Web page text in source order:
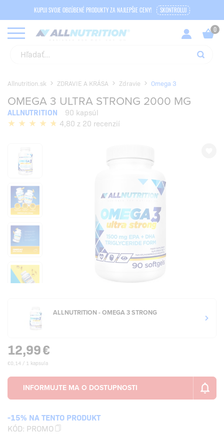
KUPUJ SVOJE OBĽÚBENÉ PRODUKTY ZA NAJLEPŠIE CENY! SKONTROLUJ
Allnutrition.sk ZDRAVIE A KRÁSA Zdravie Omega 3
OMEGA 3 ULTRA STRONG 2000 MG
ALLNUTRITION
90 kapsúl
4,80 z 20 recenzií
ALLNUTRITION - OMEGA 3 STRONG
12,99€
€0,14 / 1 kapsula
-15% NA TENTO PRODUKT
KÓD: PROMO